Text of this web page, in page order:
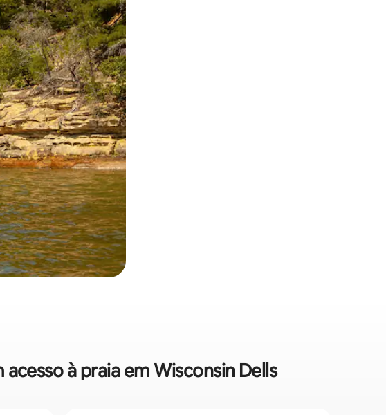
ou tocando e deslizando o dedo na tela.
à praia em Wisconsin Dells